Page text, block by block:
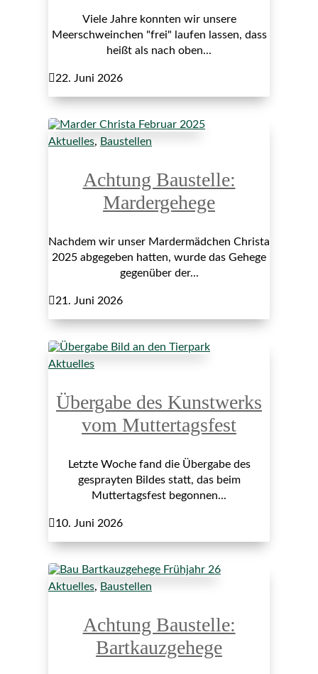
Viele Jahre konnten wir unsere
Meerschweinchen "frei" laufen lassen, dass
heißt als nach oben...
22. Juni 2026
Aktuelles, Baustellen
Achtung Baustelle:
Mardergehege
Nachdem wir unser Mardermädchen Christa
2025 abgegeben hatten, wurde das Gehege
gegenüber der...
21. Juni 2026
Aktuelles
Übergabe des Kunstwerks
vom Muttertagsfest
Letzte Woche fand die Übergabe des
gesprayten Bildes statt, das beim
Muttertagsfest begonnen...
10. Juni 2026
Aktuelles, Baustellen
Achtung Baustelle:
Bartkauzgehege